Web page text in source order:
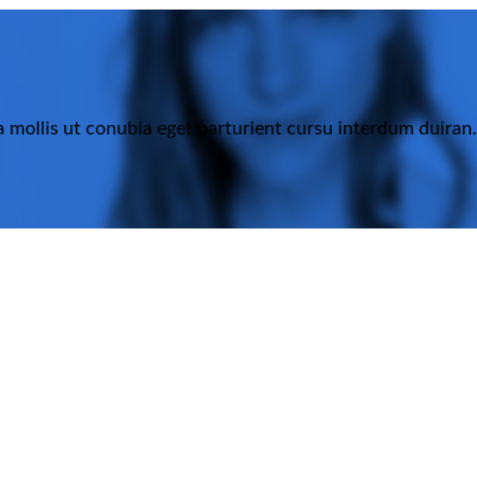
mollis ut conubia eget parturient cursu interdum duiran.